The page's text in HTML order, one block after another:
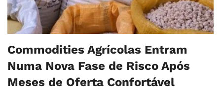
Commodities Agrícolas Entram
Numa Nova Fase de Risco Após
Meses de Oferta Confortável